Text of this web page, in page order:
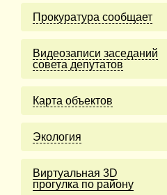
Прокуратура сообщает
Видеозаписи заседаний
совета депутатов
Карта объектов
Экология
Виртуальная 3D
прогулка по району